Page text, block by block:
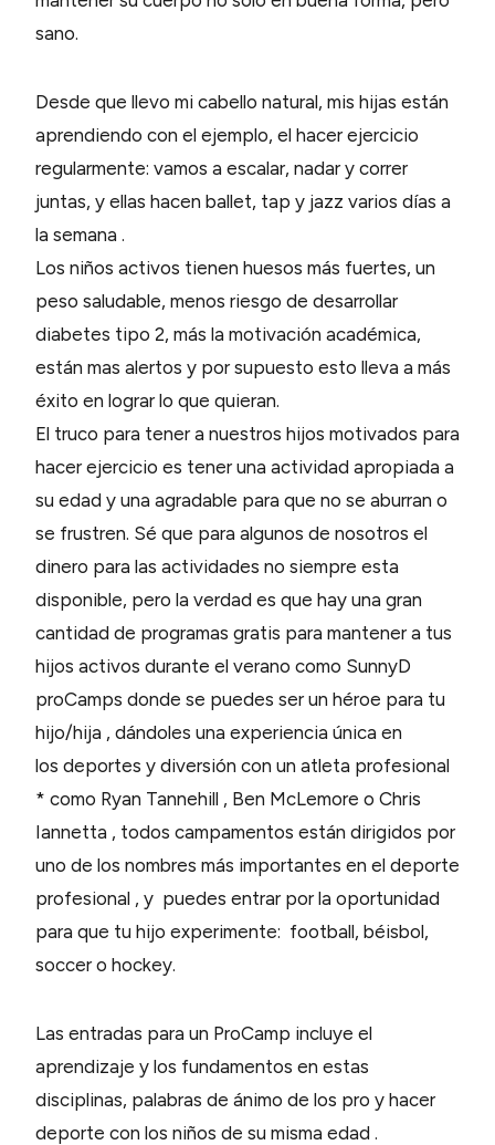
sano.
Desde que llevo mi cabello natural, mis hijas están
aprendiendo con el ejemplo, el hacer ejercicio
regularmente: vamos a escalar, nadar y correr
juntas, y ellas hacen ballet, tap y jazz varios días a
la semana .
Los niños activos tienen huesos más fuertes, un
peso saludable, menos riesgo de desarrollar
diabetes tipo 2, más la motivación académica,
están mas alertos y por supuesto esto lleva a más
éxito en lograr lo que quieran.
El truco para tener a nuestros hijos motivados para
hacer ejercicio es tener una actividad apropiada a
su edad y una agradable para que no se aburran o
se frustren. Sé que para algunos de nosotros el
dinero para las actividades no siempre esta
disponible, pero la verdad es que hay una gran
cantidad de programas gratis para mantener a tus
hijos activos durante el verano como SunnyD
proCamps donde se puedes ser un héroe para tu
hijo/hija , dándoles una experiencia única en
los deportes y diversión con un atleta profesional
* como Ryan Tannehill , Ben McLemore o Chris
Iannetta , todos campamentos están dirigidos por
uno de los nombres más importantes en el deporte
profesional , y puedes entrar por la oportunidad
para que tu hijo experimente: football, béisbol,
soccer o hockey.
Las entradas para un ProCamp incluye el
aprendizaje y los fundamentos en estas
disciplinas, palabras de ánimo de los pro y hacer
deporte con los niños de su misma edad .